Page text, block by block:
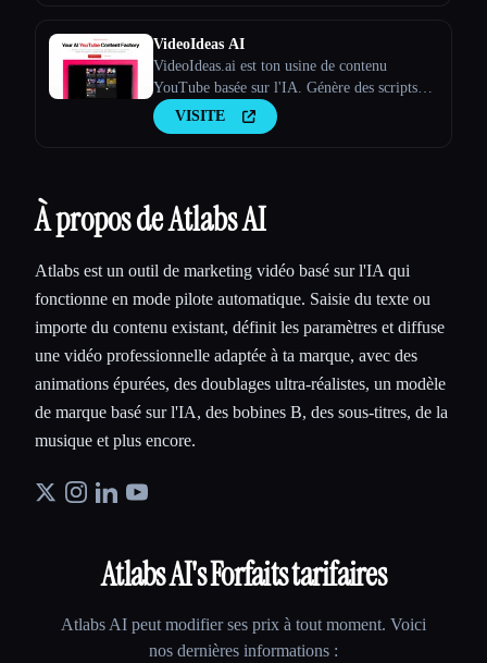
VideoIdeas AI
VideoIdeas.ai est ton usine de contenu
YouTube basée sur l'IA. Génère des scripts
dignes d'un virus, de nouvelles idées de
vidéos et du contenu captivant en quelques
VISITE
À propos de Atlabs AI
Atlabs est un outil de marketing vidéo basé sur l'IA qui
fonctionne en mode pilote automatique. Saisie du texte ou
importe du contenu existant, définit les paramètres et diffuse
une vidéo professionnelle adaptée à ta marque, avec des
animations épurées, des doublages ultra-réalistes, un modèle
de marque basé sur l'IA, des bobines B, des sous-titres, de la
musique et plus encore.
Atlabs AI's Forfaits tarifaires
Atlabs AI peut modifier ses prix à tout moment. Voici
nos dernières informations :